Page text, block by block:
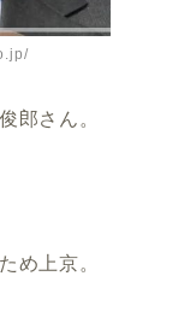
郎さん。
め上京。